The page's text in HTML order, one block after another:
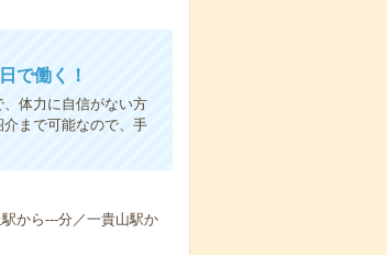
で働く！
体力に自信がない方
まで可能なので、手
から---分／一貴山駅か